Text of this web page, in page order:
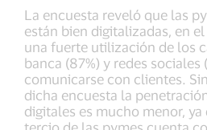
La encuesta reveló que las
están bien digitalizadas, en
una fuerte utilización de los
banca (87%) y redes sociales
comunicarse con clientes.
dicha encuesta la
digitales es mucho menor, ya
tercio de las pymes cuenta